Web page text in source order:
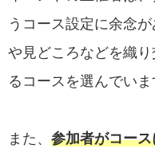
うコース設定に余念
や見どころなどを織
るコースを選んでいま
また、 参加者がコー